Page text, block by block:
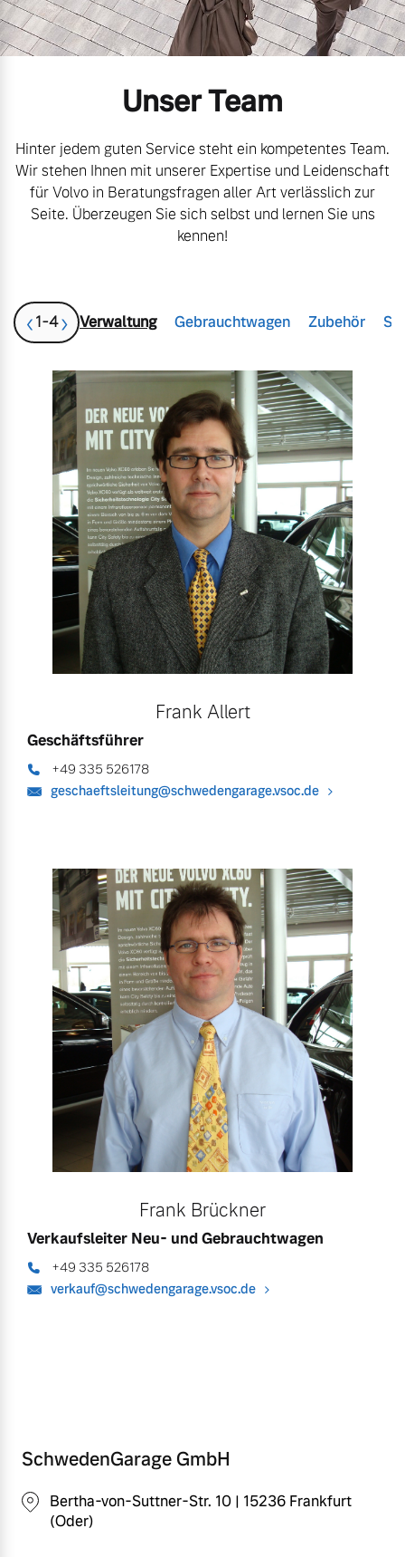
Gebrauchtwagen
Aktuelle Zubehörangebote
Zubehörkatalog
Aktuelle Serviceangebote
Unsere News & Events
Unser Team
Hinter jedem guten Service steht ein kompetentes Team.
Wir stehen Ihnen mit unserer Expertise und Leidenschaft
für Volvo in Beratungsfragen aller Art verlässlich zur
Seite. Überzeugen Sie sich selbst und lernen Sie uns
kennen!
‹1-4› Verwaltung Gebrauchtwagen Zubehör
Frank Allert
Geschäftsführer
+49 335 526178
geschaeftsleitung@schwedengarage.vsoc.de
Frank Brückner
Verkaufsleiter Neu- und Gebrauchtwagen
+49 335 526178
verkauf@schwedengarage.vsoc.de
SchwedenGarage GmbH
Bertha-von-Suttner-Str. 10 | 15236 Frankfurt
(Oder)